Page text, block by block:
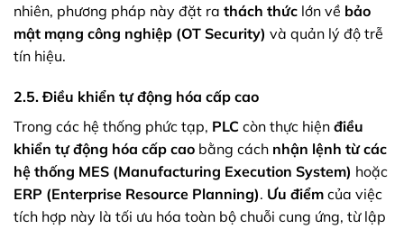
nhiên, phương pháp này đặt ra thách thức lớn về bảo
mật mạng công nghiệp (OT Security) và quản lý độ trễ
tín hiệu.
2.5. Điều khiển tự động hóa cấp cao
Trong các hệ thống phức tạp, PLC còn thực hiện điều
khiển tự động hóa cấp cao bằng cách nhận lệnh từ các
hệ thống MES (Manufacturing Execution System) hoặc
ERP (Enterprise Resource Planning). Ưu điểm của việc
tích hợp này là tối ưu hóa toàn bộ chuỗi cung ứng, từ lập